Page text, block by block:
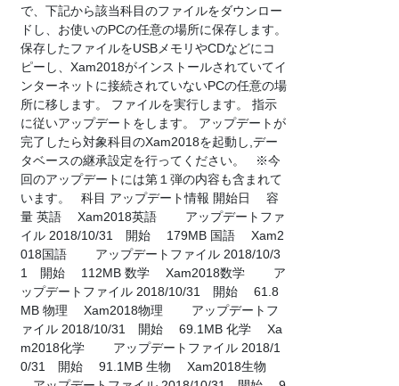
で、下記から該当科目のファイルをダウンロー
ドし、お使いのPCの任意の場所に保存します。
保存したファイルをUSBメモリやCDなどにコ
ピーし、Xam2018がインストールされていてイ
ンターネットに接続されていないPCの任意の場
所に移します。 ファイルを実行します。 指示
に従いアップデートをします。 アップデートが
完了したら対象科目のXam2018を起動し,デー
タベースの継承設定を行ってください。 ※今
回のアップデートには第１弾の内容も含まれて
います。 科目 アップデート情報 開始日 容
量 英語 Xam2018英語 アップデートファ
イル 2018/10/31 開始 179MB 国語 Xam2
018国語 アップデートファイル 2018/10/3
1 開始 112MB 数学 Xam2018数学 ア
ップデートファイル 2018/10/31 開始 61.8
MB 物理 Xam2018物理 アップデートフ
ァイル 2018/10/31 開始 69.1MB 化学 Xa
m2018化学 アップデートファイル 2018/1
0/31 開始 91.1MB 生物 Xam2018生物